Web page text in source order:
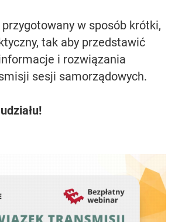
przygotowany w sposób krótki,
tak aby przedstawić
i rozwiązania
sesji samorządowych.